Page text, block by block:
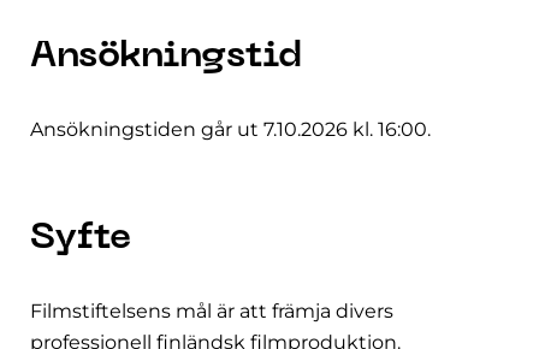
Ansökningstid
Ansökningstiden går ut 7.10.2026 kl. 16:00.
Syfte
Filmstiftelsens mål är att främja divers
professionell finländsk filmproduktion.